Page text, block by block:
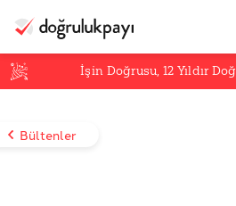
İşin Doğrusu,12 Yıldır
Bültenler